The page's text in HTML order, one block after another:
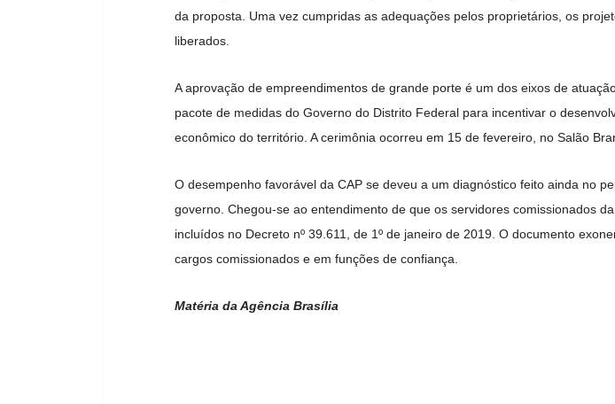
da proposta. Uma vez cumpridas as adequações pelos proprietários, os
liberados.
A aprovação de empreendimentos de grande porte é um dos eixos de
pacote de medidas do Governo do Distrito Federal para incentivar o
econômico do território. A cerimônia ocorreu em 15 de fevereiro, no Salão
O desempenho favorável da CAP se deveu a um diagnóstico feito ainda no
governo. Chegou-se ao entendimento de que os servidores comissionados
incluídos no Decreto nº 39.611, de 1º de janeiro de 2019. O documento
cargos comissionados e em funções de confiança.
Matéria da Agência Brasília